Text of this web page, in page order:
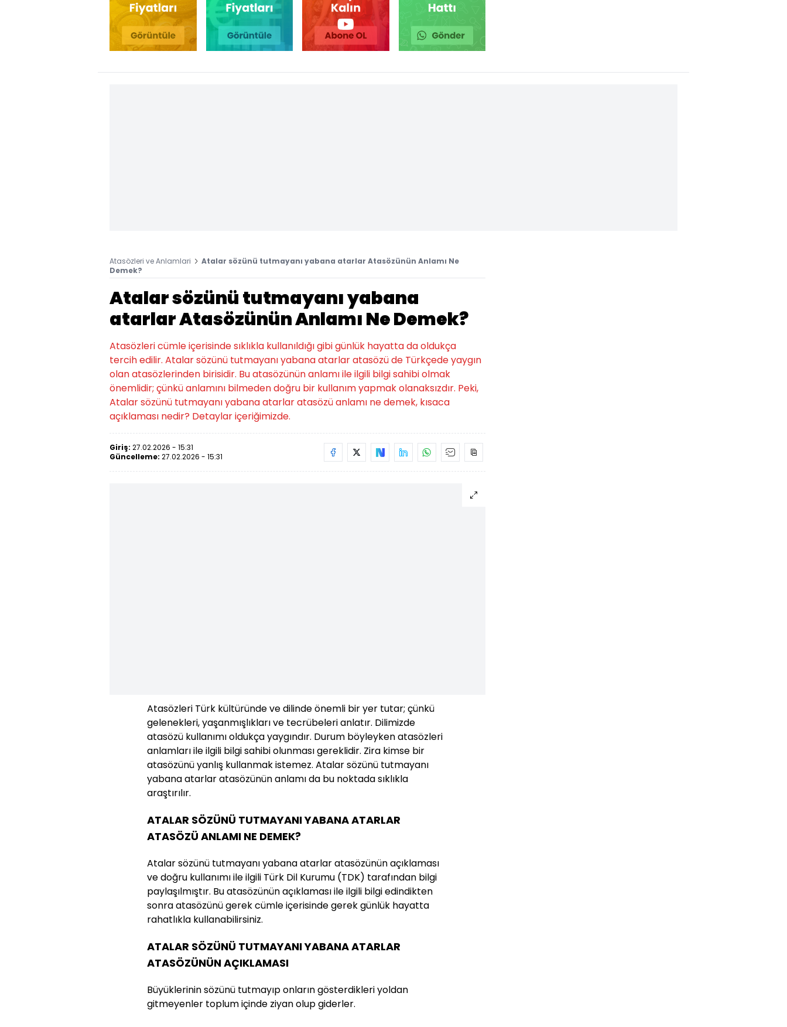
Atasözleri ve Anlamlari
Atalar sözünü tutmayanı yabana atarlar Atasözünün Anlamı Ne
Demek?
Atalar sözünü tutmayanı yabana
atarlar Atasözünün Anlamı Ne Demek?
Atasözleri cümle içerisinde sıklıkla kullanıldığı gibi günlük hayatta da oldukça
tercih edilir. Atalar sözünü tutmayanı yabana atarlar atasözü de Türkçede yaygın
olan atasözlerinden birisidir. Bu atasözünün anlamı ile ilgili bilgi sahibi olmak
önemlidir; çünkü anlamını bilmeden doğru bir kullanım yapmak olanaksızdır. Peki,
Atalar sözünü tutmayanı yabana atarlar atasözü anlamı ne demek, kısaca
açıklaması nedir? Detaylar içeriğimizde.
Giriş: 27.02.2026 - 15:31
Güncelleme: 27.02.2026 - 15:31
Atasözleri Türk kültüründe ve dilinde önemli bir yer tutar; çünkü
gelenekleri, yaşanmışlıkları ve tecrübeleri anlatır. Dilimizde
atasözü kullanımı oldukça yaygındır. Durum böyleyken atasözleri
anlamları ile ilgili bilgi sahibi olunması gereklidir. Zira kimse bir
atasözünü yanlış kullanmak istemez. Atalar sözünü tutmayanı
yabana atarlar atasözünün anlamı da bu noktada sıklıkla
araştırılır.
ATALAR SÖZÜNÜ TUTMAYANI YABANA ATARLAR
ATASÖZÜ ANLAMI NE DEMEK?
Atalar sözünü tutmayanı yabana atarlar atasözünün açıklaması
ve doğru kullanımı ile ilgili Türk Dil Kurumu (TDK) tarafından bilgi
paylaşılmıştır. Bu atasözünün açıklaması ile ilgili bilgi edindikten
sonra atasözünü gerek cümle içerisinde gerek günlük hayatta
rahatlıkla kullanabilirsiniz.
ATALAR SÖZÜNÜ TUTMAYANI YABANA ATARLAR
ATASÖZÜNÜN AÇIKLAMASI
Büyüklerinin sözünü tutmayıp onların gösterdikleri yoldan
gitmeyenler toplum içinde ziyan olup giderler.